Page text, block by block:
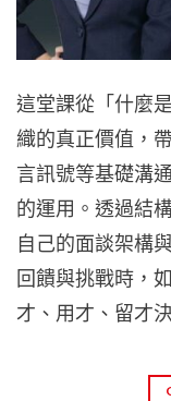
這堂課從「什麼
織的真正價值，
言訊號等基礎溝
的運用。透過結
自己的面談架構
回饋與挑戰時，
才、用才、留才